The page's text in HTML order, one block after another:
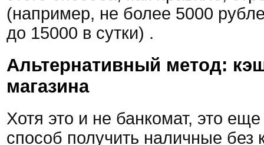
(например, не более 5000
до 15000 в сутки) .
Альтернативный метод:
магазина
Хотя это и не банкомат, это
способ получить наличные без